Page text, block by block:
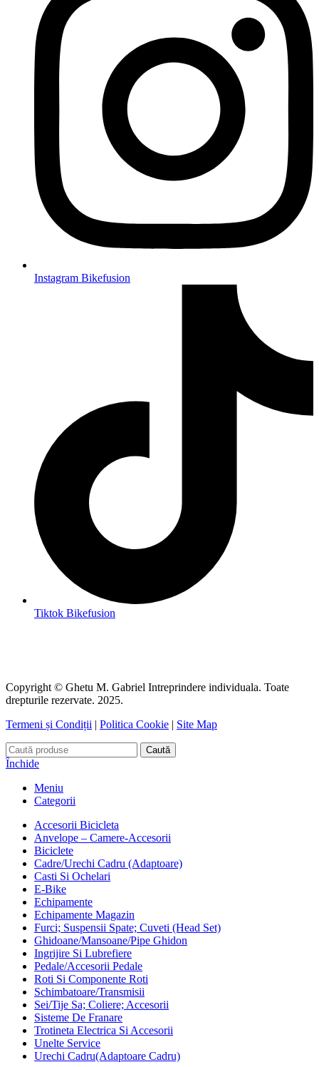
Instagram Bikefusion
Tiktok Bikefusion
Copyright © Ghetu M. Gabriel Intreprindere individuala. Toate
drepturile rezervate. 2025.
Termeni și Condiții | Politica Cookie | Site Map
Caută
Închide
Meniu
Categorii
Accesorii Bicicleta
Anvelope – Camere-Accesorii
Biciclete
Cadre/Urechi Cadru (Adaptoare)
Casti Si Ochelari
E-Bike
Echipamente
Echipamente Magazin
Furci; Suspensii Spate; Cuveti (Head Set)
Ghidoane/Mansoane/Pipe Ghidon
Ingrijire Si Lubrefiere
Pedale/Accesorii Pedale
Roti Si Componente Roti
Schimbatoare/Transmisii
Sei/Tije Sa; Coliere; Accesorii
Sisteme De Franare
Trotineta Electrica Si Accesorii
Unelte Service
Urechi Cadru(Adaptoare Cadru)